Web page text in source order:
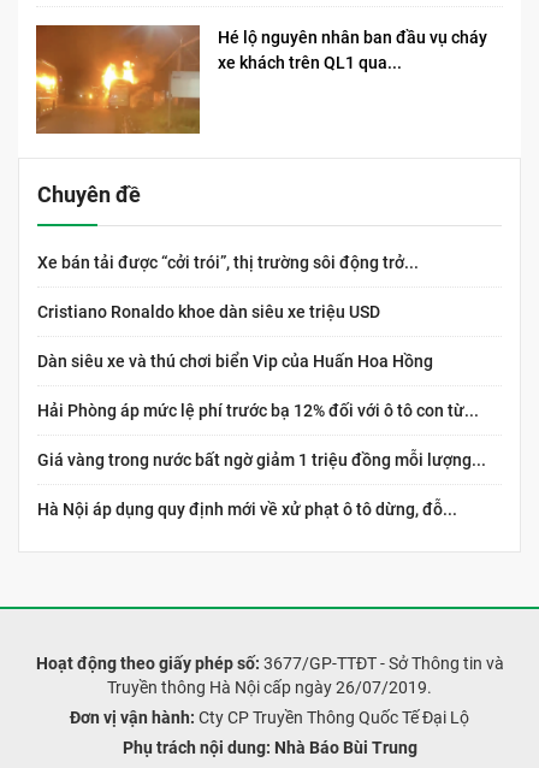
Hé lộ nguyên nhân ban đầu vụ cháy
xe khách trên QL1 qua...
Chuyên đề
Xe bán tải được “cởi trói”, thị trường sôi động trở...
Cristiano Ronaldo khoe dàn siêu xe triệu USD
Dàn siêu xe và thú chơi biển Vip của Huấn Hoa Hồng
Hải Phòng áp mức lệ phí trước bạ 12% đối với ô tô con từ...
Giá vàng trong nước bất ngờ giảm 1 triệu đồng mỗi lượng...
Hà Nội áp dụng quy định mới về xử phạt ô tô dừng, đỗ...
Hoạt động theo giấy phép số: 3677/GP-TTĐT - Sở Thông tin và
Truyền thông Hà Nội cấp ngày 26/07/2019.
Đơn vị vận hành: Cty CP Truyền Thông Quốc Tế Đại Lộ
Phụ trách nội dung: Nhà Báo Bùi Trung